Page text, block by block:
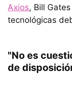
Axios, Bill
tecnológicas
"No es
de